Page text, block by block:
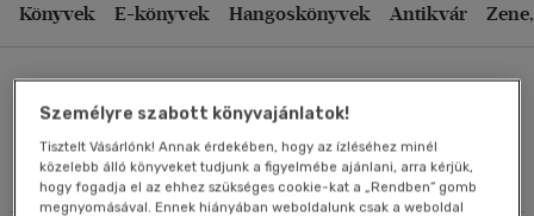
Könyvek E-könyvek Hangoskönyvek Antikvár
Művei
Ár szerint csökkenő
Eladott darabszám szerint csökkenő
Eladott darabszám szerint növekvő
Cím szerint A-Z
Szerző szerint A-Z
Személyre szabott könyvajánlatok!
Tisztelt Vásárlónk! Annak érdekében, hogy az ízléséhez minél
közelebb álló könyveket tudjunk a figyelmébe ajánlani, arra kérjük,
hogy fogadja el az ehhez szükséges cookie-kat a „Rendben” gomb
megnyomásával. Ennek hiányában weboldalunk csak a weboldal